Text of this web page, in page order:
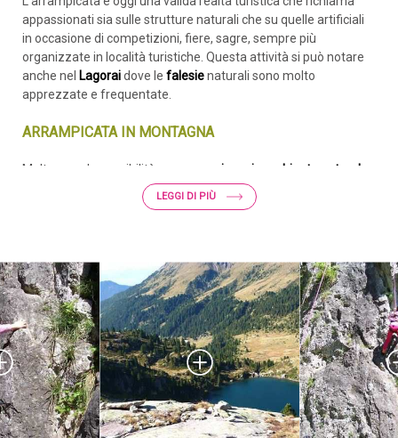
appassionati sia sulle strutture naturali che su quelle artificiali
in occasione di competizioni, fiere, sagre, sempre più
organizzate in località turistiche. Questa attività si può notare
anche nel Lagoraidove le falesienaturali sono molto
apprezzate e frequentate.
ARRAMPICATA IN MONTAGNA
Molte sono le possibilità per
arrampicare in ambiente naturale
sulle pareti di granito e porfido nella zona della
, ampiamente già descritte in numerose
(edizioni Versante Sud). Tre i vari itinerari, su suggerimento
degli autori, proponiamo6 vie nella zona del Rifugio Cima
D'Asta Ottone Brentari.
Scarica il dettaglio della Placca di Socede
Sfoglia la pubblicazione:
LEGGI DI PIÙ